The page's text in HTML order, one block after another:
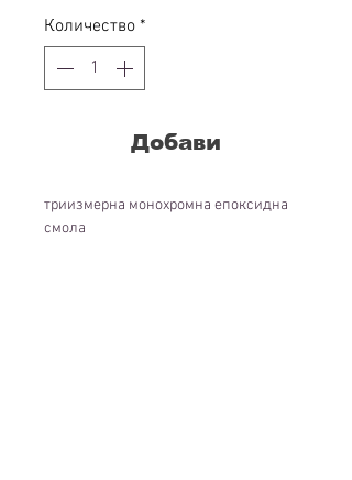
Количество *
Добави
триизмерна монохромна епоксидна
смола